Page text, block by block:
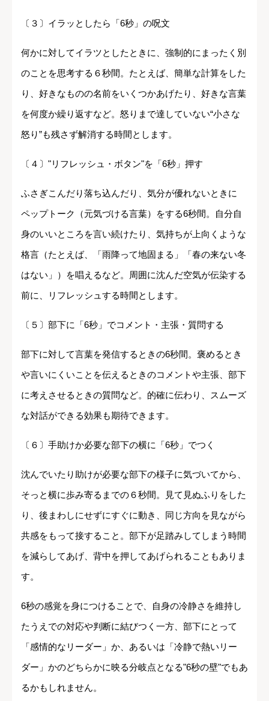
〔３〕イラッとしたら「6秒」の呪文
何かに対してイラツとしたときに、強制的にまったく別
のことを思考する６秒間。たとえば、簡単な計算をした
り、好きなものの名前をいくつかあげたり、好きな言葉
を何度か繰り返すなど。怒りまで達していない“小さな
怒り”も残さず解消する時間とします。
〔４〕"リフレッシュ・ボタン"を「6秒」押す
ふさぎこんだり落ち込んだり、気分が優れないときに
ペップトーク（元気づける言葉）をする6秒間。自分自
身のいいところを言い続けたり、気持ちが上向くような
格言（たとえば、「雨降って地固まる」「春の来ない冬
はない」）を唱えるなど。周囲に沈んだ空気が伝染する
前に、リフレッシュする時間とします。
〔５〕部下に「6秒」でコメント・主張・質問する
部下に対して言葉を発信するときの6秒間。褒めるとき
や言いにくいことを伝えるときのコメントや主張、部下
に考えさせるときの質問など。的確に伝わり、スムーズ
な対話ができる効果も期待できます。
〔６〕手助けか必要な部下の横に「6秒」でつく
沈んでいたり助けが必要な部下の様子に気づいてから、
そっと横に歩み寄るまでの６秒間。見て見ぬふりをした
り、後まわしにせずにすぐに動き、同じ方向を見ながら
共感をもって接すること。部下が足踏みしてしまう時間
を減らしてあげ、背中を押してあげられることもありま
す。
6秒の感覚を身につけることで、自身の冷静さを維持し
たうえでの対応や判断に結びつく一方、部下にとって
「感情的なリーダー」か、あるいは「冷静で熱いリー
ダー」かのどちらかに映る分岐点となる"6秒の壁"でもあ
るかもしれません。